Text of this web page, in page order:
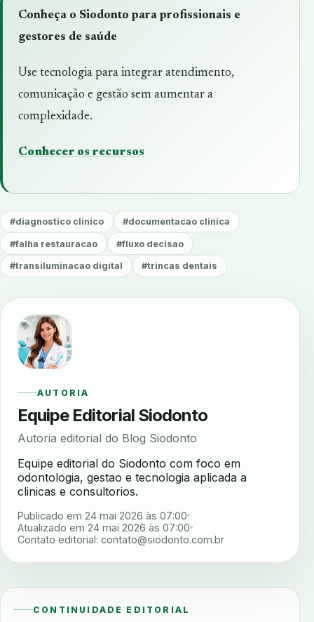
Conheça o Siodonto para profissionais e
gestores de saúde
Use tecnologia para integrar atendimento,
comunicação e gestão sem aumentar a
complexidade.
Conhecer os recursos
#diagnostico clinico #documentacao clinica
#falha restauracao #fluxo decisao
#transiluminacao digital #trincas dentais
AUTORIA
Equipe Editorial Siodonto
Autoria editorial do Blog Siodonto
Equipe editorial do Siodonto com foco em
odontologia, gestao e tecnologia aplicada a
clinicas e consultorios.
Publicado em 24 mai 2026 às 07:00
Atualizado em 24 mai 2026 às 07:00
Contato editorial: contato@siodonto.com.br
CONTINUIDADE EDITORIAL